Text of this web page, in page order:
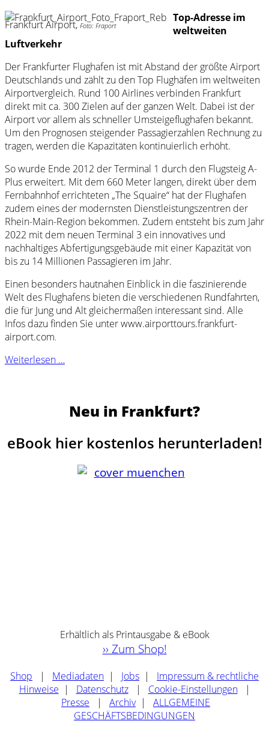
Frankfurt Airport,Foto: Fraport
Top-Adresse im
weltweiten
Luftverkehr
Der Frankfurter Flughafen ist mit Abstand der größte Airport
Deutschlands und zählt zu den Top Flughäfen im weltweiten
Airportvergleich. Rund 100 Airlines verbinden Frankfurt
direkt mit ca. 300 Zielen auf der ganzen Welt. Dabei ist der
Airport vor allem als schneller Umsteigeflughafen bekannt.
Um den Prognosen steigender Passagierzahlen Rechnung zu
tragen, werden die Kapazitäten kontinuierlich erhöht.
So wurde Ende 2012 der Terminal 1 durch den Flugsteig A-
Plus erweitert. Mit dem 660 Meter langen, direkt über dem
Fernbahnhof errichteten „The Squaire“ hat der Flughafen
zudem eines der modernsten Dienstleistungszentren der
Rhein-Main-Region bekommen. Zudem entsteht bis zum Jahr
2022 mit dem neuen Terminal 3 ein innovatives und
nachhaltiges Abfertigungsgebäude mit einer Kapazität von
bis zu 14 Millionen Passagieren im Jahr.
Einen besonders hautnahen Einblick in die faszinierende
Welt des Flughafens bieten die verschiedenen Rundfahrten,
die für Jung und Alt gleichermaßen interessant sind. Alle
Infos dazu finden Sie unter www.airporttours.frankfurt-
airport.com.
Weiterlesen …
Neu in Frankfurt?
eBook hier kostenlos herunterladen!
Erhältlich als Printausgabe & eBook
›› Zum Shop!
Shop | Mediadaten | Jobs | Impressum & rechtliche
Hinweise | Datenschutz | Cookie-Einstellungen
|
Presse | Archiv | ALLGEMEINE
GESCHÄFTSBEDINGUNGEN